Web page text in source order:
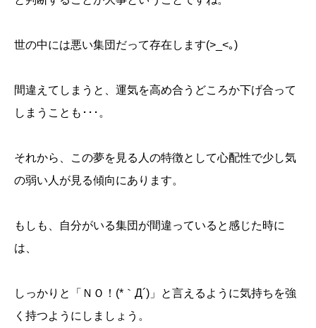
世の中には悪い集団だって存在します(>_<｡)
間違えてしまうと、運気を高め合うどころか下げ合って
しまうことも･･･。
それから、この夢を見る人の特徴として心配性で少し気
の弱い人が見る傾向にあります。
もしも、自分がいる集団が間違っていると感じた時に
は、
しっかりと「ＮＯ！(*｀Д´)」と言えるように気持ちを強
く持つようにしましょう。